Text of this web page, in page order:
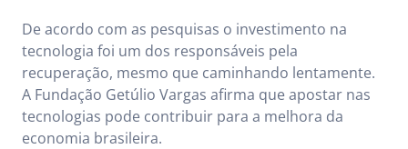
De acordo com as pesquisas o investimento na
tecnologia foi um dos responsáveis pela
recuperação, mesmo que caminhando lentamente.
A Fundação Getúlio Vargas afirma que apostar nas
tecnologias pode contribuir para a melhora da
economia brasileira.